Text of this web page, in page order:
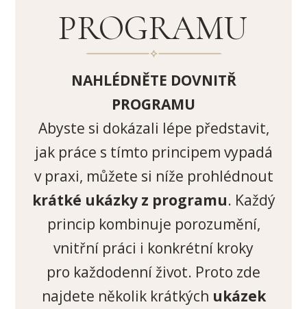
PROGRAMU
NAHLÉDNĚTE DOVNITŘ
PROGRAMU
Abyste si dokázali lépe představit,
jak práce s tímto principem vypadá
v praxi, můžete si níže prohlédnout
krátké ukázky z programu. Každý
princip kombinuje porozumění,
vnitřní práci i konkrétní kroky
pro každodenní život. Proto zde
najdete několik krátkých ukázek